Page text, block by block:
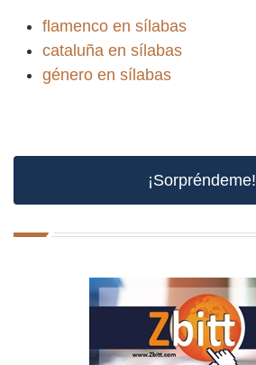
flamenco en sílabas
cataluña en sílabas
género en sílabas
¡Sorpréndeme!